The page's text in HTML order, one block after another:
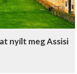
nyílt meg Assisi